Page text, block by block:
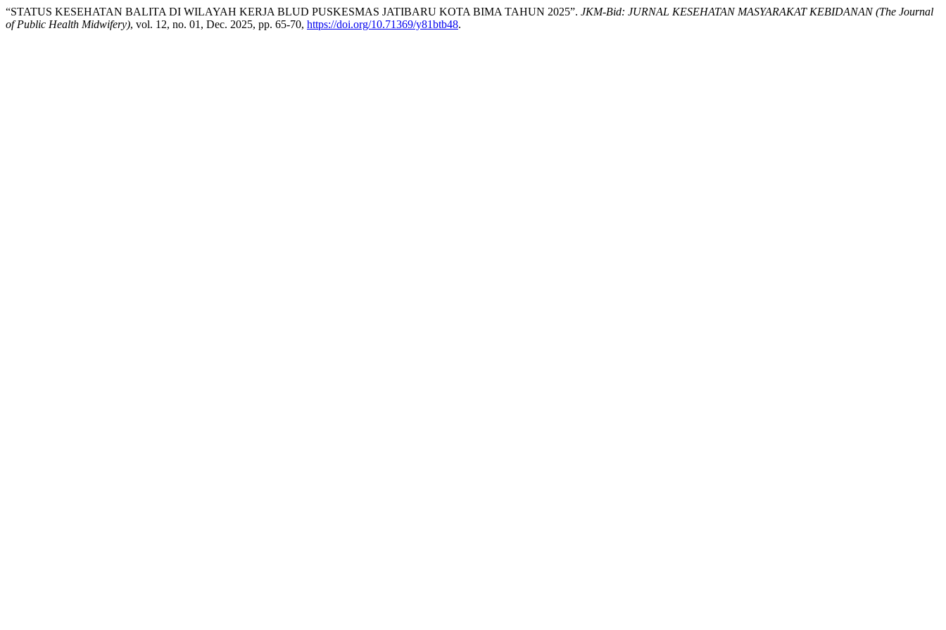
“STATUS KESEHATAN BALITA DI WILAYAH KERJA BLUD PUSKESMAS JATIBARU KOTA BIMA TAHUN 2025”. JKM-Bid: JURNAL KESEHATAN MASYARAKAT KEBIDANAN (The Journal
of Public Health Midwifery), vol. 12, no. 01, Dec. 2025, pp. 65-70, https://doi.org/10.71369/y81btb48.